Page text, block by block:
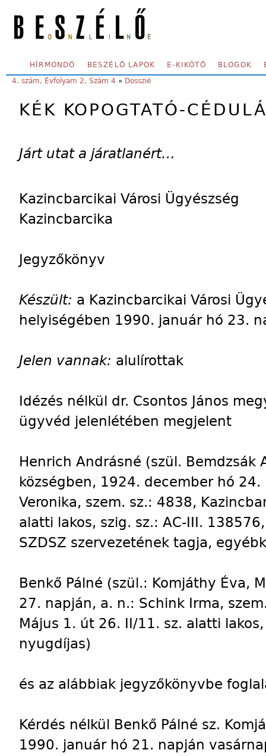
SECONDARY MENU
HÍRMONDÓ BESZÉLŐ LAPOK E-KIKÖTŐ BLOGOK
YOU ARE HERE:
4. szám, Évfolyam 2, Szám 4 » Dosszié
KÉK KOPOGTATÓ-
Járt utat a járatlanért…
Kazincbarcikai Városi Ügyészség
Kazincbarcika
Jegyzőkönyv
Készült: a Kazincbarcikai Városi
helyiségében 1990. január hó 23.
Jelen vannak: alulírottak
Idézés nélkül dr. Csontos János
ügyvéd jelenlétében megjelent
Henrich Andrásné (szül. Bemdzsák
községben, 1924. december hó
Veronika, szem. sz.: 4838,
alatti lakos, szig. sz.: AC-III.
SZDSZ szervezetének tagja,
Benkő Pálné (szül.: Komjáthy Éva,
27. napján, a. n.: Schink Irma,
Május 1. út 26. II/11. sz. alatti
nyugdíjas)
és az alábbiak jegyzőkönyvbe
Kérdés nélkül Benkő Pálné sz.
1990. január hó 21. napján